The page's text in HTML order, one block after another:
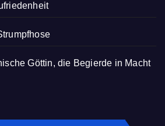
Göttin, die Begierde in Macht